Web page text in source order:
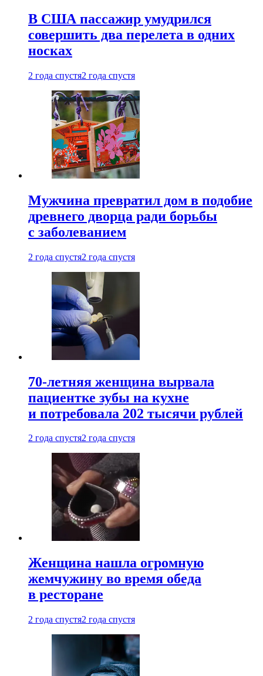
В США пассажир умудрился
совершить два перелета в одних
носках
2 года спустя2 года спустя
Мужчина превратил дом в подобие
древнего дворца ради борьбы
с заболеванием
2 года спустя2 года спустя
70-летняя женщина вырвала
пациентке зубы на кухне
и потребовала 202 тысячи рублей
2 года спустя2 года спустя
Женщина нашла огромную
жемчужину во время обеда
в ресторане
2 года спустя2 года спустя